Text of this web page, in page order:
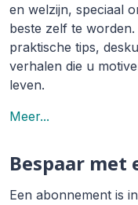
en welzijn, speciaal
beste zelf te
praktische tips,
verhalen die u
leven.
Meer...
Bespaar met
Een abonnement is